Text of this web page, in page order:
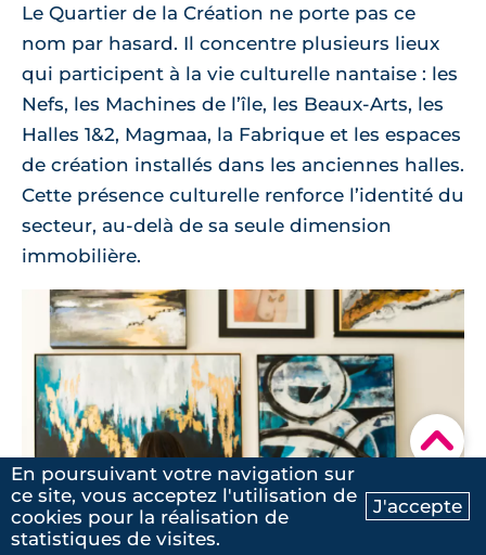
Ma recherche Contactez-nous
▾
Le Quartier de la Création ne porte pas ce
nom par hasard. Il concentre plusieurs lieux
qui participent à la vie culturelle nantaise : les
Nefs, les Machines de l’île, les Beaux-Arts, les
Halles 1&2, Magmaa, la Fabrique et les espaces
de création installés dans les anciennes halles.
Cette présence culturelle renforce l’identité du
secteur, au-delà de sa seule dimension
immobilière.
En poursuivant votre navigation sur
ce site, vous acceptez l'utilisation de
cookies pour la réalisation de
statistiques de visites.
J'accepte